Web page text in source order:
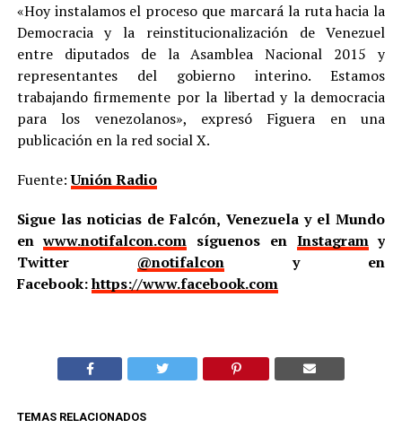
«Hoy instalamos el proceso que marcará la ruta hacia la
Democracia y la reinstitucionalización de Venezuel
entre diputados de la Asamblea Nacional 2015 y
representantes del gobierno interino. Estamos
trabajando firmemente por la libertad y la democracia
para los venezolanos», expresó Figuera en una
publicación en la red social X.
Fuente:Unión Radio
Sigue las noticias de Falcón, Venezuela y el Mundo
enwww.notifalcon.com síguenos en Instagramy
Twitter @notifalcony en
Facebook:https://www.facebook.com
TEMAS RELACIONADOS